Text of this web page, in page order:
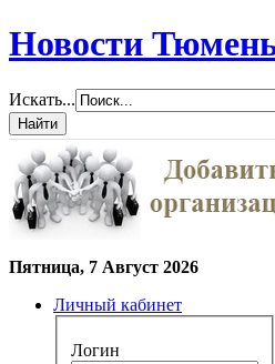
Новости
Искать...
Пятница, 7 Август 2026
Личный кабинет
Логин